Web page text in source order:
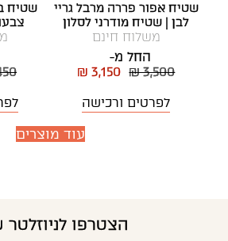
שטיח אפור פררה מרבל גריי
לבן | שטיח מודרני לסלון
משלוח חינם
החל מ-
₪ 3,500
₪ 3,150
לפרטים ורכישה
עוד מוצרים
הצטרפו לניוזלטר